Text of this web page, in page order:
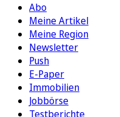
Abo
Meine Artikel
Meine Region
Newsletter
Push
E-Paper
Immobilien
Jobbörse
Testberichte